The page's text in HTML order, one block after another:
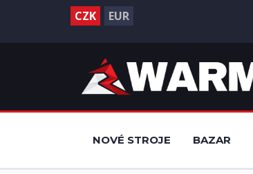
CZK EUR
NOVÉ STROJE BAZAR